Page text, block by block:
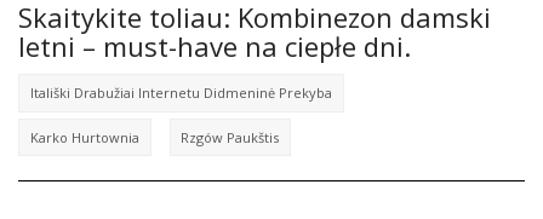
Skaitykite toliau: Kombinezon damski
letni – must-have na ciepłe dni.
Itališki Drabužiai Internetu Didmeninė Prekyba
Karko Hurtownia Rzgów Paukštis